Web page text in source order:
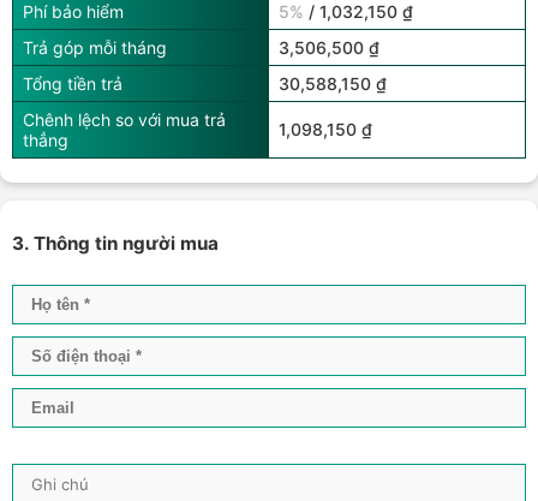
Phí bảo hiểm
5% / 1,032,150 ₫
Trả góp mỗi tháng
3,506,500 ₫
Tổng tiền trả
30,588,150 ₫
Chênh lệch so với mua trả
thẳng
1,098,150 ₫
3. Thông tin người mua